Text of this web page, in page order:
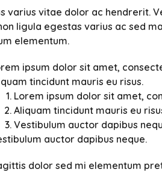
varius vitae dolor ac hendrerit.
ligula egestas varius ac sed
elementum.
ipsum dolor sit amet,
tincidunt mauris eu risus.
Lorem ipsum dolor sit amet,
Aliquam tincidunt mauris eu
Vestibulum auctor dapibus
auctor dapibus neque.
dolor sed mi elementum